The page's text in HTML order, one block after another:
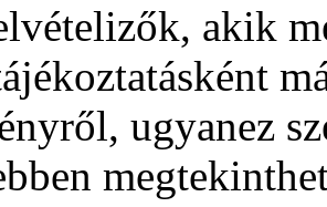
akik
ugyanez